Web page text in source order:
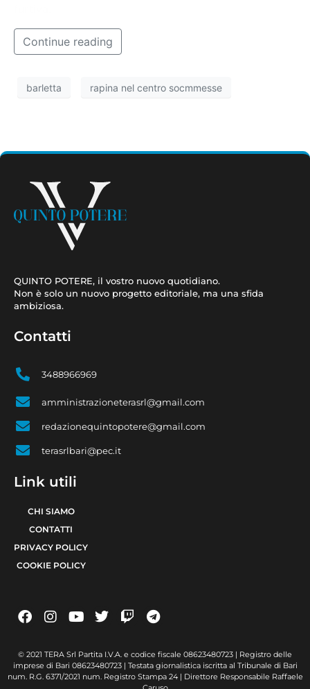
Continue reading
barletta rapina nel centro socmmesse
QUINTO POTERE, il vostro nuovo quotidiano.
Non è solo un nuovo progetto editoriale, ma una sfida
ambiziosa.
Contatti
3488966969
amministrazioneterasrl@gmail.com
redazionequintopotere@gmail.com
terasrlbari@pec.it
Link utili
CHI SIAMO
CONTATTI
PRIVACY POLICY
COOKIE POLICY
© 2021 TERA Srl Partita I.V.A. e codice fiscale 08623480723 | Registro delle
imprese di Bari 08623480723 | Testata giornalistica iscritta al Tribunale di Bari
num. R.G. 6371/2021 num. Registro Stampa 24 | Direttore Responsabile Raffaele